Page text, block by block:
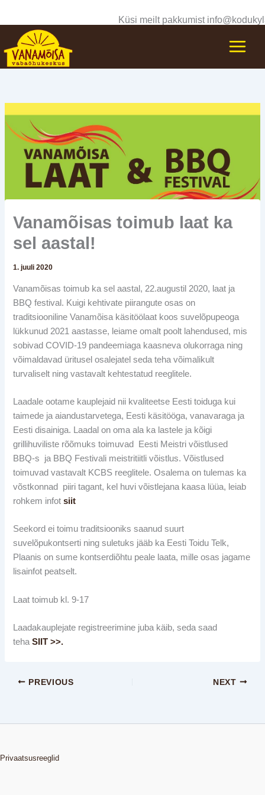
content
Küsi meilt pakkumist
Vanamõisas toimub laat ka
sel aastal!
1. juuli 2020
Vanamõisas toimub ka sel aastal, 22.augustil 2020, laat ja
BBQ festival. Kuigi kehtivate piirangute osas on
traditsiooniline Vanamõisa käsitöölaat koos suvelõpupeoga
lükkunud 2021 aastasse, leiame omalt poolt lahendused, mis
sobivad COVID-19 pandeemiaga kaasneva olukorraga ning
võimaldavad üritusel osalejatel seda teha võimalikult
turvaliselt ning vastavalt kehtestatud reeglitele.
Laadale ootame kauplejaid nii kvaliteetse Eesti toiduga kui
taimede ja aiandustarvetega, Eesti käsitööga, vanavaraga ja
Eesti disainiga. Laadal on oma ala ka lastele ja kõigi
grillihuviliste rõõmuks toimuvad Eesti Meistri võistlused
BBQ-s ja BBQ Festivali meistritiitli võistlus. Võistlused
toimuvad vastavalt KCBS reeglitele. Osalema on tulemas ka
võstkonnad piiri tagant, kel huvi võistlejana kaasa lüüa, leiab
rohkem infotsiit
Seekord ei toimu traditsiooniks saanud suurt
suvelõpukontserti ning suletuks jääb ka Eesti Toidu Telk,
Plaanis on sume kontserdiõhtu peale laata, mille osas jagame
lisainfot peatselt.
Laat toimub kl. 9-17
Laadakauplejate registreerimine juba käib, seda saad
teha SIIT >>.
PREVIOUS NEXT
Privaatsusreeglid